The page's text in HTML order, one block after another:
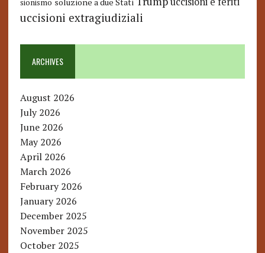
sionismo
uccisioni extragiudiziali
ARCHIVES
August 2026
July 2026
June 2026
May 2026
April 2026
March 2026
February 2026
January 2026
December 2025
November 2025
October 2025